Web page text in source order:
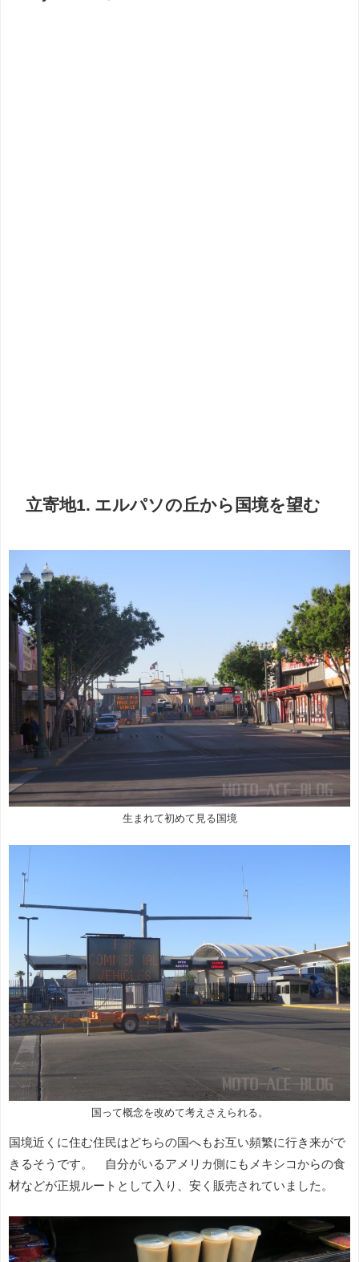
立寄地1. エルパソの丘から国境を望む
生まれて初めて見る国境
国って概念を改めて考えさえられる。
国境近くに住む住民はどちらの国へもお互い頻繁に行き来がで
きるそうです。 自分がいるアメリカ側にもメキシコからの食
材などが正規ルートとして入り、安く販売されていました。